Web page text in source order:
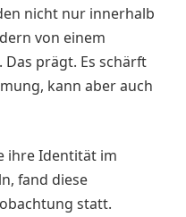
nicht nur innerhalb
von einem
prägt. Es schärft
kann aber auch
ihre Identität im
fand diese
statt.